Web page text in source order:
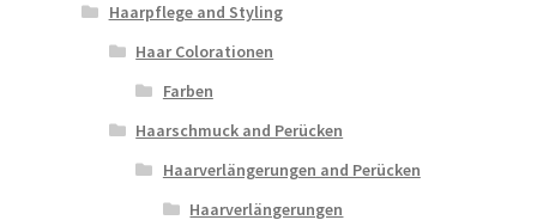
Haarpflege and Styling
Haar Colorationen
Farben
Haarschmuck and Perücken
Haarverlängerungen and Perücken
Haarverlängerungen